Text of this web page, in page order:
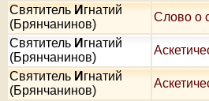
СвятительИгнатий
(Брянчанинов)
Слово о
Святитель И гнатий
(Брянчанинов)
СвятительИгнатий
(Брянчанинов)